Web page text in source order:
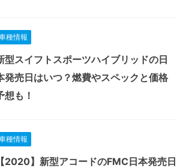
種情報
型スイフトスポーツハイブリッドの日
発売日はいつ？燃費やスペックと価格
想も！
種情報
【2020】新型アコードのFMC日本発売日